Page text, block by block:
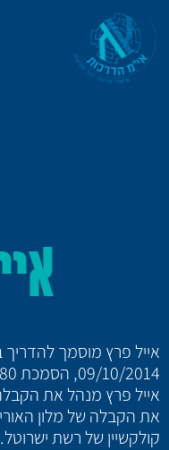
אייל פרץ מוסמך
09/10/2014, הסמכת 80 שעות לימוד.
אייל פרץ מנהל את
את הקבלה של מלון
קולקשיין של רשת ישרוטל.